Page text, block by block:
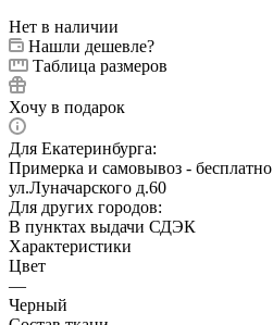
Нет в наличии
Нашли дешевле?
Таблица размеров
Хочу в подарок
Для Екатеринбурга:
Примерка и самовывоз - бесплатно
ул.Луначарского д.60
Для других городов:
В пунктах выдачи СДЭК
Характеристики
Цвет
—
Черный